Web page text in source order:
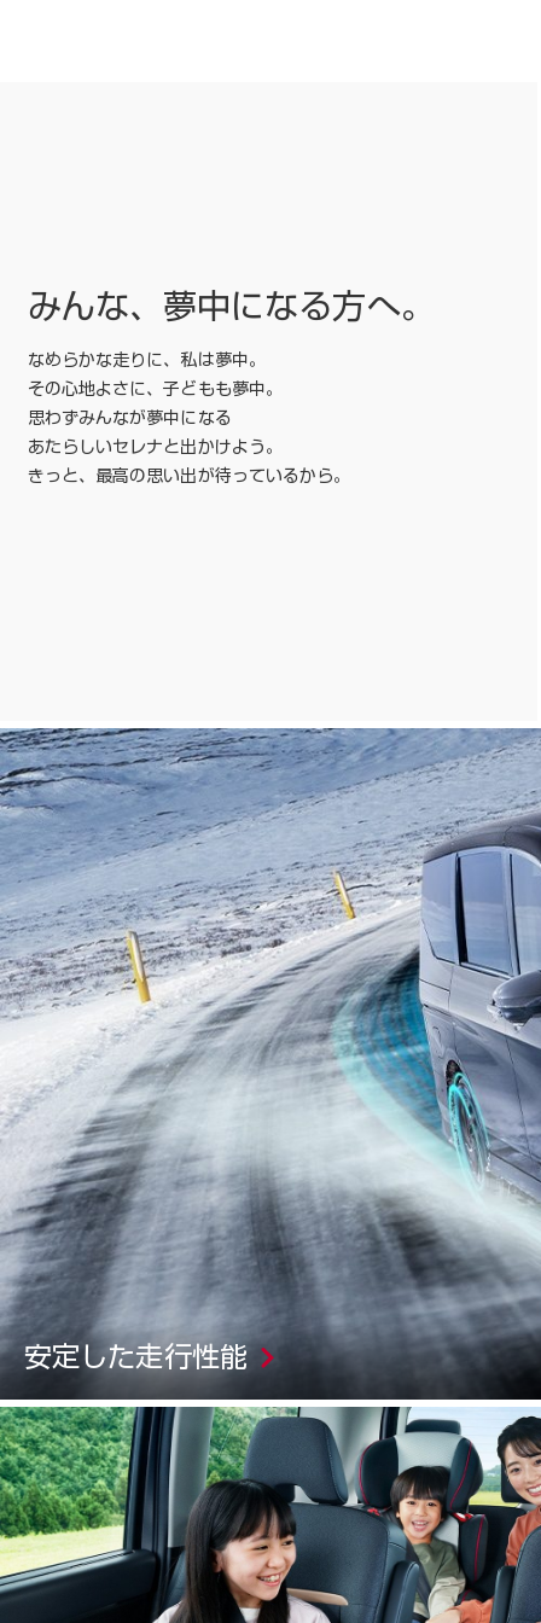
みんな、夢中になる方へ。
なめらかな走りに、私は夢中。
その心地よさに、子どもも夢中。
思わずみんなが夢中になる
あたらしいセレナと出かけよう。
きっと、最高の思い出が待っているから。
安定した走行性能